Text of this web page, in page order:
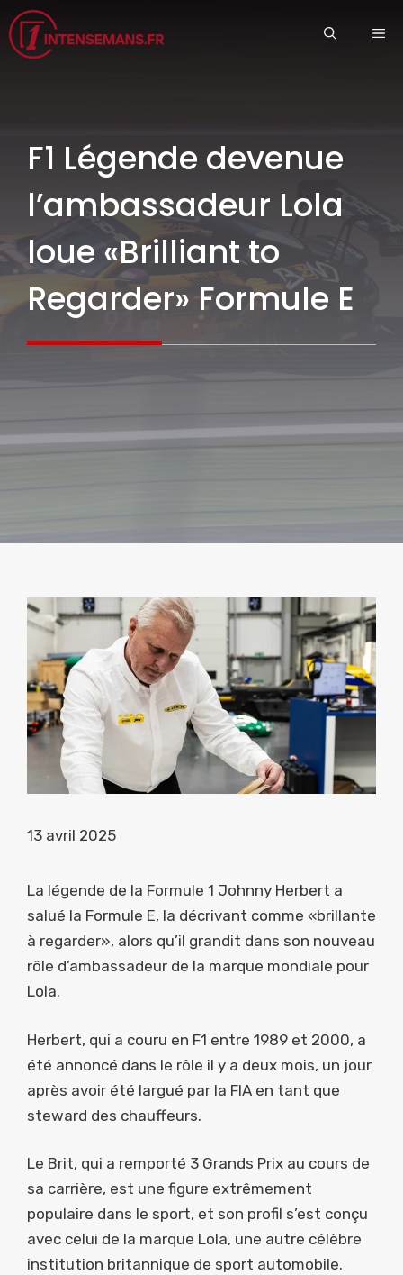
Aller
au
contenu
F1 Légende devenue
l’ambassadeur Lola
loue «Brilliant to
Regarder» Formule E
13 avril 2025
La légende de la Formule 1 Johnny Herbert a
salué la Formule E, la décrivant comme «brillante
à regarder», alors qu’il grandit dans son nouveau
rôle d’ambassadeur de la marque mondiale pour
Lola.
Herbert, qui a couru en F1 entre 1989 et 2000, a
été annoncé dans le rôle il y a deux mois, un jour
après avoir été largué par la FIA en tant que
steward des chauffeurs.
Le Brit, qui a remporté 3 Grands Prix au cours de
sa carrière, est une figure extrêmement
populaire dans le sport, et son profil s’est conçu
avec celui de la marque Lola, une autre célèbre
institution britannique de sport automobile.